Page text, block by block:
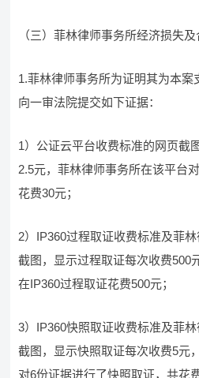
（三）菲林律师事务所经济损失
1.菲林律师事务所为证明其为本案
向一审法院提交如下证据：
1）公证云平台收费标准的网页截
2.5元，菲林律师事务所在该平台
花费30元；
2）IP360过程取证收费标准及菲
截图，显示过程取证每次收费500
在IP360过程取证花费500元；
3）IP360快照取证收费标准及菲
截图，显示快照取证每次收费5元
对6份证据进行了快照取证，共花